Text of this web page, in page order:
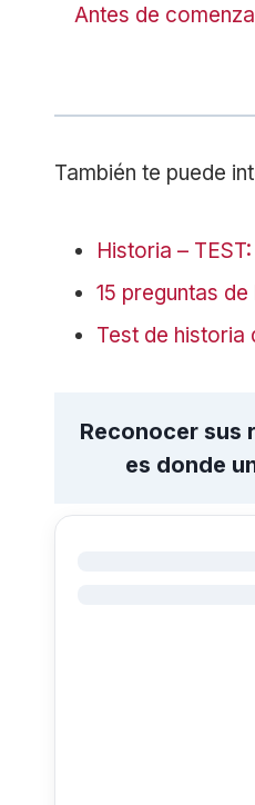
Antes de
También te puede
Historia –
15 preguntas
Test de historia
Reconocer sus
es donde